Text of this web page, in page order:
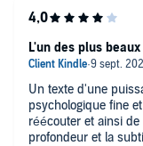
Un texte d'une
psychologique fine
réécouter et ainsi
profondeur et la
L'un des plus